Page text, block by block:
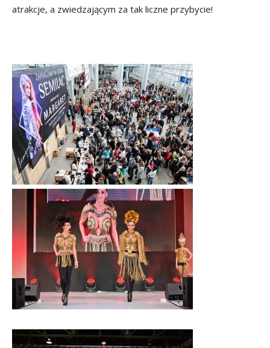
atrakcje, a zwiedzającym za tak liczne przybycie!